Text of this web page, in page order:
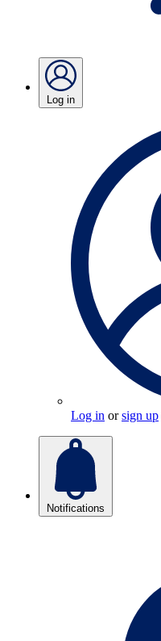
Log in
Log in orsign up
Notifications